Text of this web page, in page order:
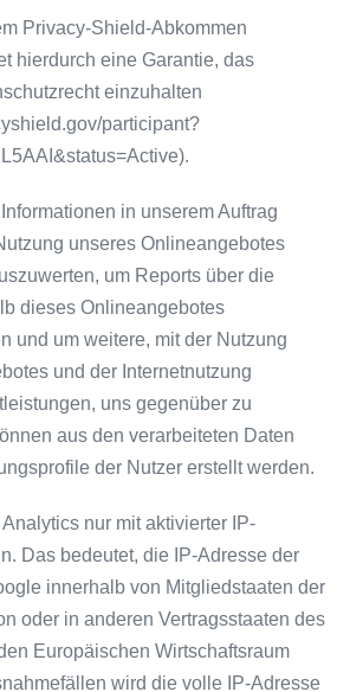
Privacy-Shield-Abkommen
hierdurch eine Garantie, das
einzuhalten
participant?
in unserem Auftrag
unseres Onlineangebotes
um Reports über die
dieses Onlineangebotes
und um weitere, mit der Nutzung
und der Internetnutzung
uns gegenüber zu
aus den verarbeiteten Daten
der Nutzer erstellt werden.
nur mit aktivierter IP-
Das bedeutet, die IP-Adresse der
innerhalb von Mitgliedstaaten der
oder in anderen Vertragsstaaten des
Europäischen Wirtschaftsraum
wird die volle IP-Adresse